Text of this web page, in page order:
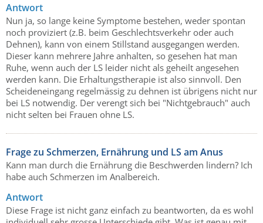
Antwort
Nun ja, so lange keine Symptome bestehen, weder spontan
noch proviziert (z.B. beim Geschlechtsverkehr oder auch
Dehnen), kann von einem Stillstand ausgegangen werden.
Dieser kann mehrere Jahre anhalten, so gesehen hat man
Ruhe, wenn auch der LS leider nicht als geheilt angesehen
werden kann. Die Erhaltungstherapie ist also sinnvoll. Den
Scheideneingang regelmässig zu dehnen ist übrigens nicht nur
bei LS notwendig. Der verengt sich bei "Nichtgebrauch" auch
nicht selten bei Frauen ohne LS.
Frage zu Schmerzen, Ernährung und LS am Anus
Kann man durch die Ernährung die Beschwerden lindern? Ich
habe auch Schmerzen im Analbereich.
Antwort
Diese Frage ist nicht ganz einfach zu beantworten, da es wohl